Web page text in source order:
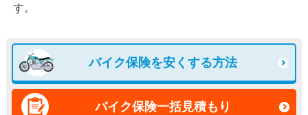
す。
バイク保険を安くする方法
バイク保険一括見積もり